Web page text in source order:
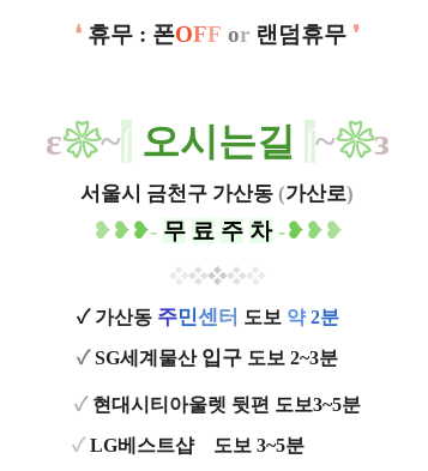
❛ 휴무 : 폰OFF or 랜덤휴무 ❜
ε❀~∫​ 오시는길 ∫~❀з
서울시 금천구 가산동 (가산로)
❥❥❥- 무 료 주 차 -❥❥❥
❖❖❖
✓ 가산동 주민센터 도보 약2분ㅡ
✓ SG세계물산 입구 도보 2~3분
✓ 현대시티아울렛 뒷편 도보3~5분
✓ LG베스트샵ㅡ 도보 3~5분